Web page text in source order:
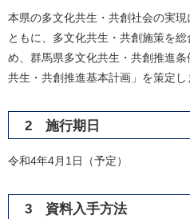
本県の多文化共生・共創社会の実
ともに、多文化共生・共創施策を
め、群馬県多文化共生・共創推進
共生・共創推進基本計画」を策定し
2 施行期日
令和4年4月1日（予定）
3 資料入手方法